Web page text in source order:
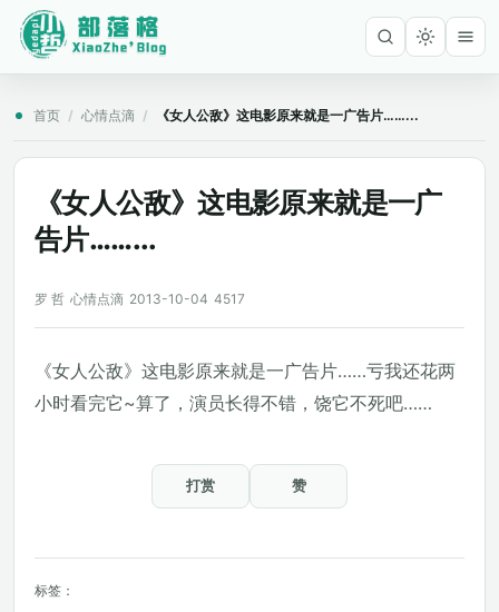
首页 / 心情点滴 / 《女人公敌》这电影原来就是一广告片……...
《女人公敌》这电影原来就是一广
告片……...
罗 哲 心情点滴 2013-10-04 4517
《女人公敌》这电影原来就是一广告片……亏我还花两
小时看完它~算了，演员长得不错，饶它不死吧……
打赏 赞
标签：